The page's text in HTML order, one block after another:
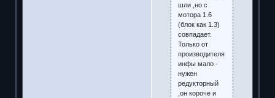
шли ,но с
мотора 1.6
(блок как 1.3)
совпадает.
Только от
производителя
инфы мало -
нужен
редукторный
,он короче и